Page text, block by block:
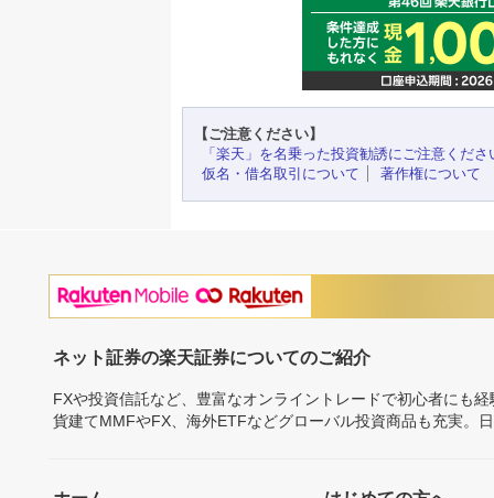
【ご注意ください】
「楽天」を名乗った投資勧誘にご注意くださ
仮名・借名取引について
著作権について
ネット証券の楽天証券についてのご紹介
FXや投資信託など、豊富なオンライントレードで初心者にも
貨建てMMFやFX、海外ETFなどグローバル投資商品も充実。